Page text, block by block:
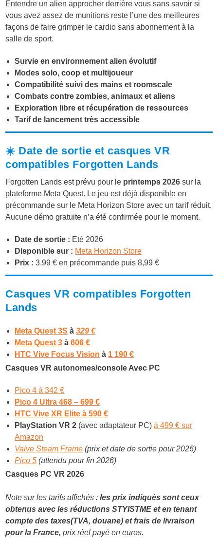
Entendre un alien approcher derrière vous sans savoir si
vous avez assez de munitions reste l’une des meilleures
façons de faire grimper le cardio sans abonnement à la
salle de sport.
Survie en environnement alien évolutif
Modes solo, coop et multijoueur
Compatibilité suivi des mains et roomscale
Combats contre zombies, animaux et aliens
Exploration libre et récupération de ressources
Tarif de lancement très accessible
☀️ Date de sortie et casques VR
compatibles Forgotten Lands
Forgotten Lands est prévu pour le printemps 2026 sur la
plateforme Meta Quest. Le jeu est déjà disponible en
précommande sur le Meta Horizon Store avec un tarif réduit.
Aucune démo gratuite n’a été confirmée pour le moment.
Date de sortie : Eté 2026
Disponible sur : Meta Horizon Store
Prix :3,99 € en précommande puis 8,99 €
Casques VR compatibles Forgotten
Lands
Meta Quest 3S à329 €
Meta Quest 3 à606 €
HTC Vive Focus Vision à 1 190 €
Casques VR autonomes/console Avec PC
Pico 4 à 342 €
Pico 4 Ultra 468 – 699 €
HTC Vive XR Elite à 590 €
PlayStation VR 2 (avec adaptateur PC)à 499 € sur
Amazon
Valve Steam Frame (prix et date de sortie pour 2026)
Pico 5 (attendu pour fin 2026)
Casques PC VR 2026
Note sur les tarifs affichés :les prix indiqués sont ceux
obtenus avec les réductions STYISTME et en tenant
compte des taxes(TVA, douane) et frais de livraison
pour la France, prix réel payé en euros.